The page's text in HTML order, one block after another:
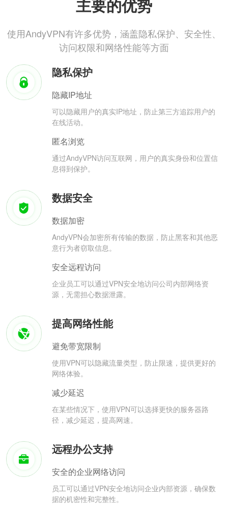
主要的优势
使用AndyVPN有许多优势，涵盖隐私保护、安全性、
访问权限和网络性能等方面
隐私保护
隐藏IP地址
可以隐藏用户的真实IP地址，防止第三方追踪用户的
在线活动。
匿名浏览
通过AndyVPN访问互联网，用户的真实身份和位置信
息得到保护。
数据安全
数据加密
AndyVPN会加密所有传输的数据，防止黑客和其他恶
意行为者窃取信息。
安全远程访问
企业员工可以通过VPN安全地访问公司内部网络资
源，无需担心数据泄露。
提高网络性能
避免带宽限制
使用VPN可以隐藏流量类型，防止限速，提供更好的
网络体验。
减少延迟
在某些情况下，使用VPN可以选择更快的服务器路
径，减少延迟，提高网速。
远程办公支持
安全的企业网络访问
员工可以通过VPN安全地访问企业内部资源，确保数
据的机密性和完整性。